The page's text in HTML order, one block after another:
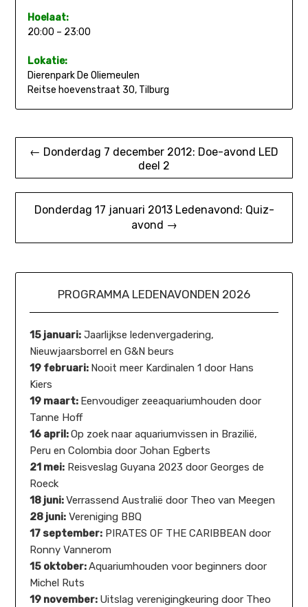
Hoelaat:
20:00 – 23:00
Lokatie:
Dierenpark De Oliemeulen
Reitse hoevenstraat 30, Tilburg
Bericht
← Donderdag 7 december 2012: Doe-avond LED
deel 2
Donderdag 17 januari 2013 Ledenavond: Quiz-
avond →
PROGRAMMA LEDENAVONDEN 2026
15 januari: Jaarlijkse ledenvergadering,
Nieuwjaarsborrel en G&N beurs
19 februari: Nooit meer Kardinalen 1 door Hans
Kiers
19 maart: Eenvoudiger zeeaquariumhouden door
Tanne Hoff
16 april:Op zoek naar aquariumvissen in Brazilië,
Peru en Colombia door Johan Egberts
21 mei: Reisveslag Guyana 2023 door Georges de
Roeck
18 juni:Verrassend Australië door Theo van Meegen
28 juni: Vereniging BBQ
17 september: PIRATES OF THE CARIBBEAN door
Ronny Vannerom
15 oktober:Aquariumhouden voor beginners door
Michel Ruts
19 november: Uitslag verenigingkeuring door Theo